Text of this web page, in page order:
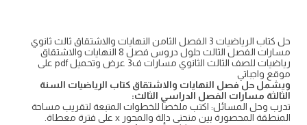
حل كتاب الرياضيات 3 الفصل الثامن النهايات والاشتقاق ثالث ثانوي
مسارات الفصل الثالث حلول دروس فصل 8 النهايات والاشتقاق
رياضيات للصف الثالث الثانوي مسارات ف3 عرض وتحميل pdf على
موقع واجباتي
ويشمل حل فصل النهايات والاشتقاق كتاب الرياضيات السنة
الثالثة مسارات الفصل الدراسي الثالث:
تدرب وحل المسائل: اكتب ملخصاً للخطوات المتبعة لتقريب مساحة
المنطقة المحصورة بين منحنى دالة والمحور x على فترة معطاة.